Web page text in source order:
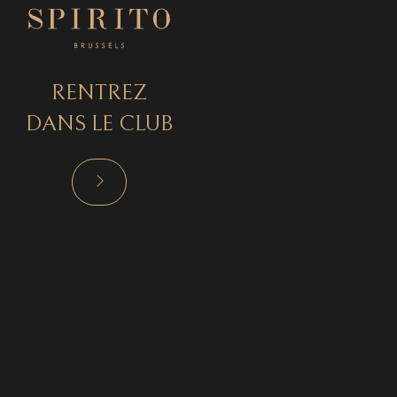
RENTREZ
DANS LE CLUB